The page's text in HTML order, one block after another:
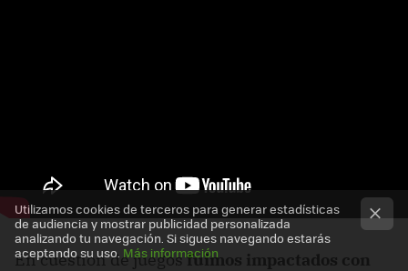
En cuestión de juegosfuimos impactados con
Utilizamos cookies de terceros para generar estadísticas
de audiencia y mostrar publicidad personalizada
analizando tu navegación. Si sigues navegando estarás
aceptando su uso. Más información